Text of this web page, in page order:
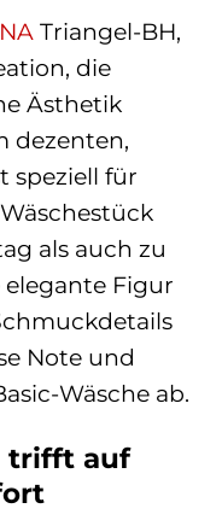
Triangel-BH,
die
Ästhetik
dezenten,
speziell für
als auch zu
elegante Figur
Note und
Wäsche ab.
trifft auf